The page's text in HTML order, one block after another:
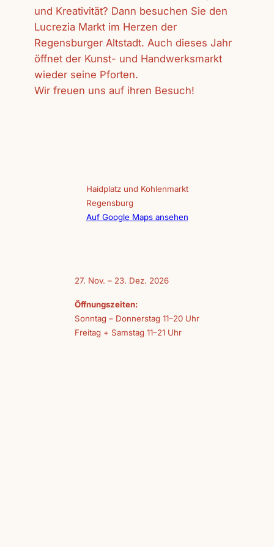
und Kreativität? Dann besuchen Sie den
Lucrezia Markt im Herzen der
Regensburger Altstadt. Auch dieses Jahr
öffnet der Kunst- und Handwerksmarkt
wieder seine Pforten.
Wir freuen uns auf ihren Besuch!
Haidplatz und Kohlenmarkt
Regensburg
Auf Google Maps ansehen
27. Nov. – 23. Dez. 2026
Öffnungszeiten:
Sonntag – Donnerstag 11–20 Uhr
Freitag + Samstag 11–21 Uhr